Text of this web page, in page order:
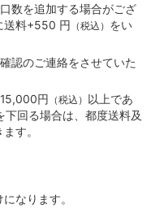
数を追加する場合がござ
送料+550 円 （税込） をい
認のご連絡をさせていた
円 （税込） 以上であ
下回る場合は、都度送料及
す。
なります。